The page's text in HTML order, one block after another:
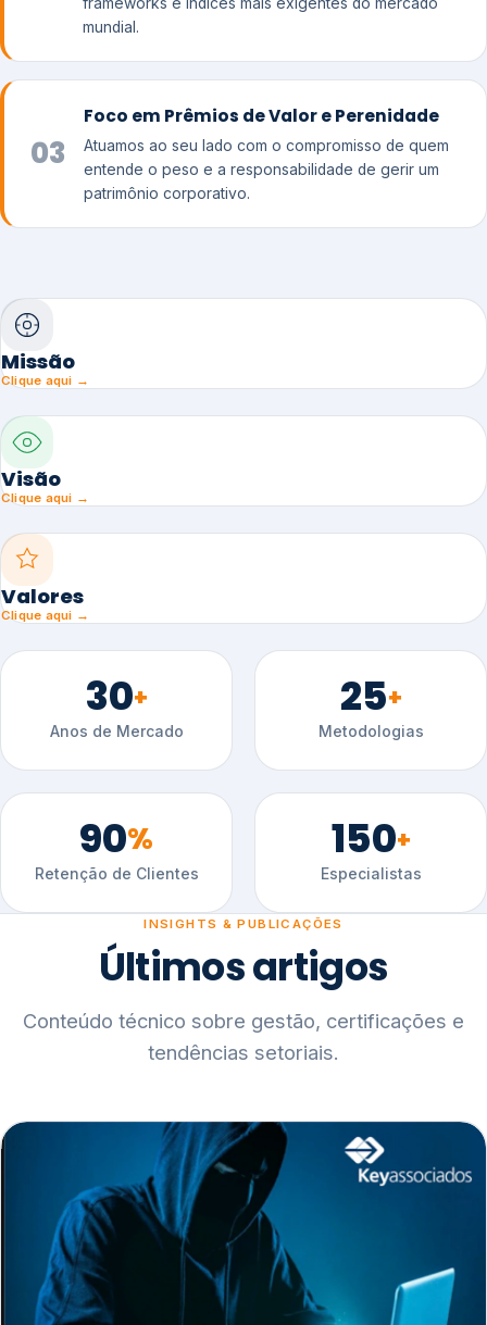
mundial.
03
Foco em Prêmios de Valor e Perenidade
Atuamos ao seu lado com o compromisso de quem
entende o peso e a responsabilidade de gerir um
patrimônio corporativo.
Missão
Clique aqui →
Visão
Clique aqui →
Valores
Clique aqui →
30+
Anos de Mercado
25+
Metodologias
90%
Retenção de Clientes
150+
Especialistas
INSIGHTS & PUBLICAÇÕES
Últimos artigos
Conteúdo técnico sobre gestão, certificações e
tendências setoriais.